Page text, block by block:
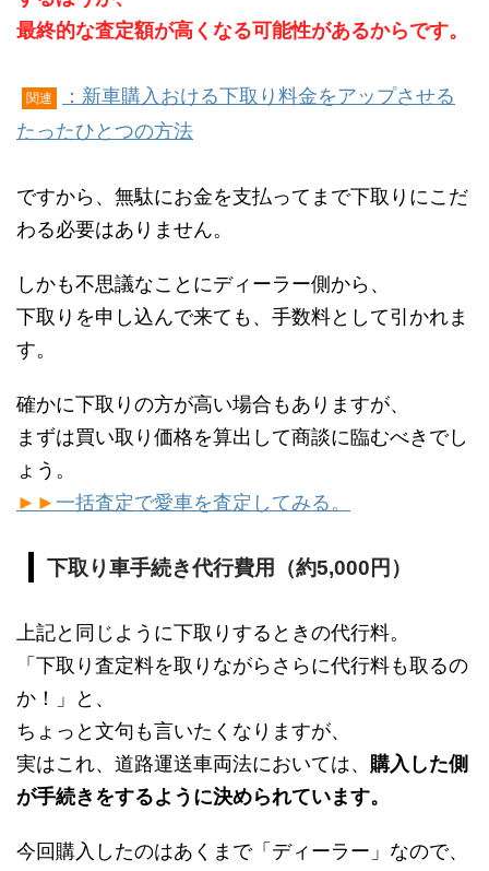
最終的な査定額が高くなる可能性があるからです。
関連
：新車購入おける下取り料金をアップさせる
たったひとつの方法
ですから、無駄にお金を支払ってまで下取りにこだ
わる必要はありません。
しかも不思議なことにディーラー側から、
下取りを申し込んで来ても、手数料として引かれま
す。
確かに下取りの方が高い場合もありますが、
まずは買い取り価格を算出して商談に臨むべきでし
ょう。
►► 一括査定で愛車を査定してみる。
下取り車手続き代行費用（約5,000円）
上記と同じように下取りするときの代行料。
「下取り査定料を取りながらさらに代行料も取るの
か！」と、
ちょっと文句も言いたくなりますが、
実はこれ、道路運送車両法においては、 購入した側
が手続きをするように決められています。
今回購入したのはあくまで「ディーラー」なので、